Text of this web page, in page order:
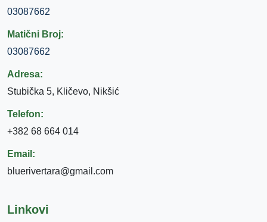
03087662
Matični Broj:
03087662
Adresa:
Stubička 5, Kličevo, Nikšić
Telefon:
+382 68 664 014
Email:
bluerivertara@gmail.com
Linkovi